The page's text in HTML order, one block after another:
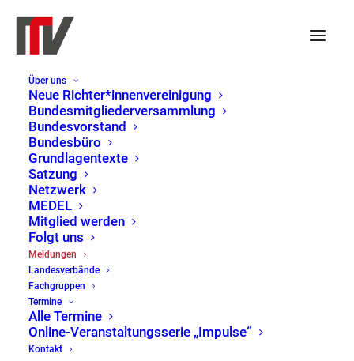
Über uns
Neue Richter*innenvereinigung
Bundesmitgliederversammlung
Bundesvorstand
Bundesbüro
Grundlagentexte
Satzung
Netzwerk
MEDEL
Mitglied werden
Folgt uns
Meldungen
Landesverbände
Fachgruppen
Termine
Alle Termine
Online-Veranstaltungsserie „Impulse“
Kontakt
Die Union ist am Zug:
Paritätische Besetzung des
Bundesverfassungsgerichts
wiederherstellen
29. November 2024
Pressemitteilung
Bereits vor einem Jahr hat die CDU/CSU mit dem
als Nachfolger von Sibylle Kessal-Wulf ernannten
Holger Wöckel die kurze Zeit der – erstmaligen –